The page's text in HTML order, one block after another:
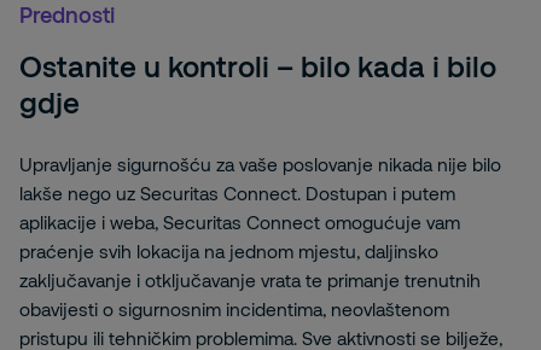
Prednosti
Ostanite u kontroli – bilo kada i bilo
gdje
Upravljanje sigurnošću za vaše poslovanje nikada nije bilo
lakše nego uz Securitas Connect. Dostupan i putem
aplikacije i weba, Securitas Connect omogućuje vam
praćenje svih lokacija na jednom mjestu, daljinsko
zaključavanje i otključavanje vrata te primanje trenutnih
obavijesti o sigurnosnim incidentima, neovlaštenom
pristupu ili tehničkim problemima. Sve aktivnosti se bilježe,